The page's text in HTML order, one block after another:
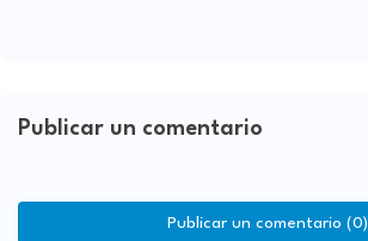
Publicar un comentario
Publicar un comentario (0)